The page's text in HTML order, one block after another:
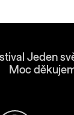
Jeden
Moc